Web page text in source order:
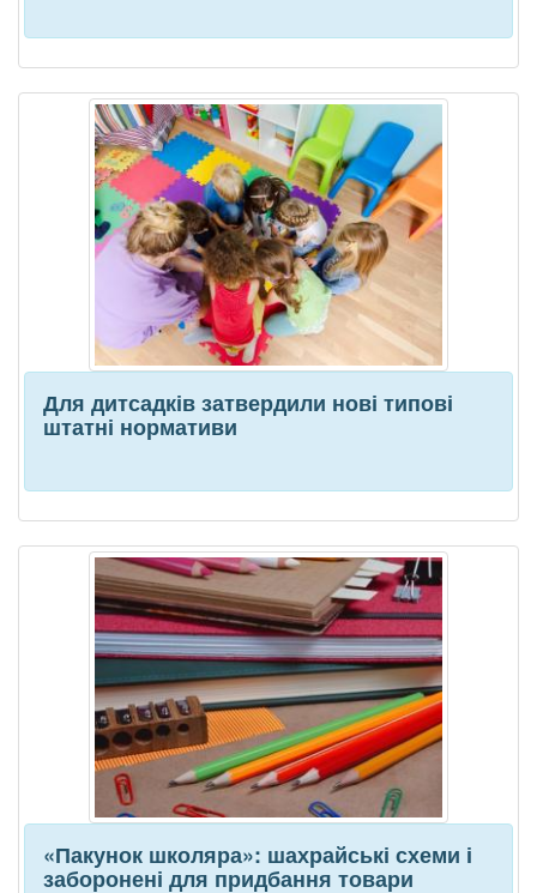
Для дитсадків затвердили нові типові
штатні нормативи
«Пакунок школяра»: шахрайські схеми і
заборонені для придбання товари